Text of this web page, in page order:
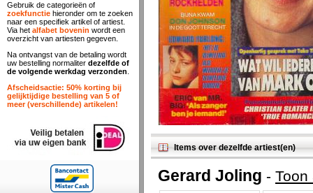
Items over dezelfde artiest(en)
Gerard Joling - Toon
Gebruik de categorieën of
zoekfunctie hieronder om te zoeken
naar een specifiek artikel of artiest.
Via het alfabet bovenin wordt een
overzicht van artiesten gegeven.
Na ontvangst van de betaling wordt
uw bestelling normaliter dezelfde of
de volgende werkdag verzonden
Afscheidsactie: 50% korting bij
gelijktijdige bestelling van 5 of
meer (verschillende) artikelen!